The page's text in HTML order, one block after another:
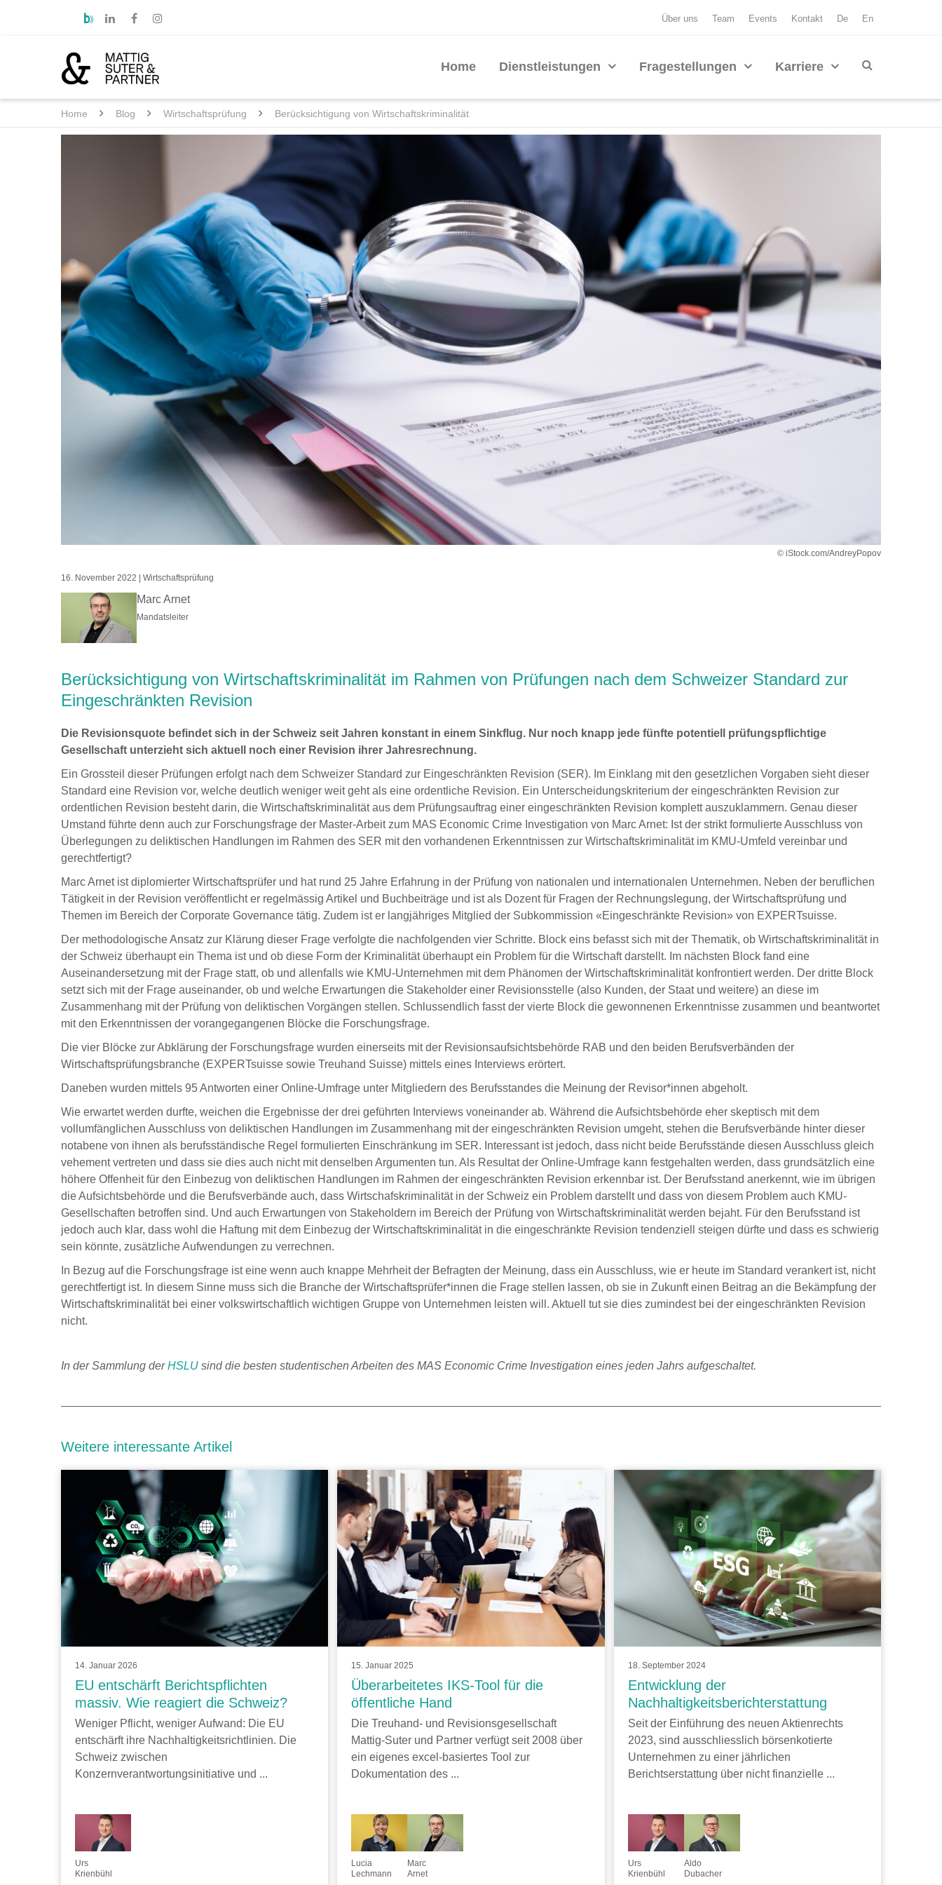
Über uns Team Events Kontakt De En
Home Dienstleistungen Fragestellungen Karriere
Home Blog Wirtschaftsprüfung Berücksichtigung von Wirtschaftskriminalität
© iStock.com/AndreyPopov
16. November 2022 Wirtschaftsprüfung
Marc Arnet
Mandatsleiter
Berücksichtigung von Wirtschaftskriminalität im Rahmen von Prüfungen nach dem Schweizer Standard zur
Eingeschränkten Revision
Die Revisionsquote befindet sich in der Schweiz seit Jahren konstant in einem Sinkflug. Nur noch knapp jede fünfte potentiell prüfungspflichtige
Gesellschaft unterzieht sich aktuell noch einer Revision ihrer Jahresrechnung.
Ein Grossteil dieser Prüfungen erfolgt nach dem Schweizer Standard zur Eingeschränkten Revision (SER). Im Einklang mit den gesetzlichen Vorgaben sieht dieser
Standard eine Revision vor, welche deutlich weniger weit geht als eine ordentliche Revision. Ein Unterscheidungskriterium der eingeschränkten Revision zur
ordentlichen Revision besteht darin, die Wirtschaftskriminalität aus dem Prüfungsauftrag einer eingeschränkten Revision komplett auszuklammern. Genau dieser
Umstand führte denn auch zur Forschungsfrage der Master‐Arbeit zum MAS Economic Crime Investigation von Marc Arnet: Ist der strikt formulierte Ausschluss von
Überlegungen zu deliktischen Handlungen im Rahmen des SER mit den vorhandenen Erkenntnissen zur Wirtschaftskriminalität im KMU‐Umfeld vereinbar und
gerechtfertigt?
Marc Arnet ist diplomierter Wirtschaftsprüfer und hat rund 25 Jahre Erfahrung in der Prüfung von nationalen und internationalen Unternehmen. Neben der beruflichen
Tätigkeit in der Revision veröffentlicht er regelmässig Artikel und Buchbeiträge und ist als Dozent für Fragen der Rechnungslegung, der Wirtschaftsprüfung und
Themen im Bereich der Corporate Governance tätig. Zudem ist er langjähriges Mitglied der Subkommission «Eingeschränkte Revision» von EXPERTsuisse.
Der methodologische Ansatz zur Klärung dieser Frage verfolgte die nachfolgenden vier Schritte. Block eins befasst sich mit der Thematik, ob Wirtschaftskriminalität in
der Schweiz überhaupt ein Thema ist und ob diese Form der Kriminalität überhaupt ein Problem für die Wirtschaft darstellt. Im nächsten Block fand eine
Auseinandersetzung mit der Frage statt, ob und allenfalls wie KMU‐Unternehmen mit dem Phänomen der Wirtschaftskriminalität konfrontiert werden. Der dritte Block
setzt sich mit der Frage auseinander, ob und welche Erwartungen die Stakeholder einer Revisionsstelle (also Kunden, der Staat und weitere) an diese im
Zusammenhang mit der Prüfung von deliktischen Vorgängen stellen. Schlussendlich fasst der vierte Block die gewonnenen Erkenntnisse zusammen und beantwortet
mit den Erkenntnissen der vorangegangenen Blöcke die Forschungsfrage.
Die vier Blöcke zur Abklärung der Forschungsfrage wurden einerseits mit der Revisionsaufsichtsbehörde RAB und den beiden Berufsverbänden der
Wirtschaftsprüfungsbranche (EXPERTsuisse sowie Treuhand Suisse) mittels eines Interviews erörtert.
Daneben wurden mittels 95 Antworten einer Online‐Umfrage unter Mitgliedern des Berufsstandes die Meinung der Revisor*innen abgeholt.
Wie erwartet werden durfte, weichen die Ergebnisse der drei geführten Interviews voneinander ab. Während die Aufsichtsbehörde eher skeptisch mit dem
vollumfänglichen Ausschluss von deliktischen Handlungen im Zusammenhang mit der eingeschränkten Revision umgeht, stehen die Berufsverbände hinter dieser
notabene von ihnen als berufsständische Regel formulierten Einschränkung im SER. Interessant ist jedoch, dass nicht beide Berufsstände diesen Ausschluss gleich
vehement vertreten und dass sie dies auch nicht mit denselben Argumenten tun. Als Resultat der Online‐Umfrage kann festgehalten werden, dass grundsätzlich eine
höhere Offenheit für den Einbezug von deliktischen Handlungen im Rahmen der eingeschränkten Revision erkennbar ist. Der Berufsstand anerkennt, wie im übrigen
die Aufsichtsbehörde und die Berufsverbände auch, dass Wirtschafskriminalität in der Schweiz ein Problem darstellt und dass von diesem Problem auch KMU‐
Gesellschaften betroffen sind. Und auch Erwartungen von Stakeholdern im Bereich der Prüfung von Wirtschaftskriminalität werden bejaht. Für den Berufsstand ist
jedoch auch klar, dass wohl die Haftung mit dem Einbezug der Wirtschaftskriminalität in die eingeschränkte Revision tendenziell steigen dürfte und dass es schwierig
sein könnte, zusätzliche Aufwendungen zu verrechnen.
In Bezug auf die Forschungsfrage ist eine wenn auch knappe Mehrheit der Befragten der Meinung, dass ein Ausschluss, wie er heute im Standard verankert ist, nicht
gerechtfertigt ist. In diesem Sinne muss sich die Branche der Wirtschaftsprüfer*innen die Frage stellen lassen, ob sie in Zukunft einen Beitrag an die Bekämpfung der
Wirtschaftskriminalität bei einer volkswirtschaftlich wichtigen Gruppe von Unternehmen leisten will. Aktuell tut sie dies zumindest bei der eingeschränkten Revision
nicht.
In der Sammlung derHSLU sind die besten studentischen Arbeiten des MAS Economic Crime Investigation eines jeden Jahrs aufgeschaltet.
Weitere interessante Artikel
14. Januar 2026
EU entschärft Berichtspflichten
massiv. Wie reagiert die Schweiz?
Weniger Pflicht, weniger Aufwand: Die EU
entschärft ihre Nachhaltigkeitsrichtlinien. Die
Schweiz zwischen
Konzernverantwortungsinitiative und ...
Urs
Krienbühl
15. Januar 2025
Überarbeitetes IKS-Tool für die
öffentliche Hand
Die Treuhand- und Revisionsgesellschaft
Mattig-Suter und Partner verfügt seit 2008 über
ein eigenes excel-basiertes Tool zur
Dokumentation des ...
Lucia
Lechmann
Marc
Arnet
18. September 2024
Entwicklung der
Nachhaltigkeitsberichterstattung
Seit der Einführung des neuen Aktienrechts
2023, sind ausschliesslich börsenkotierte
Unternehmen zu einer jährlichen
Berichtserstattung über nicht finanzielle ...
Urs
Krienbühl
Aldo
Dubacher